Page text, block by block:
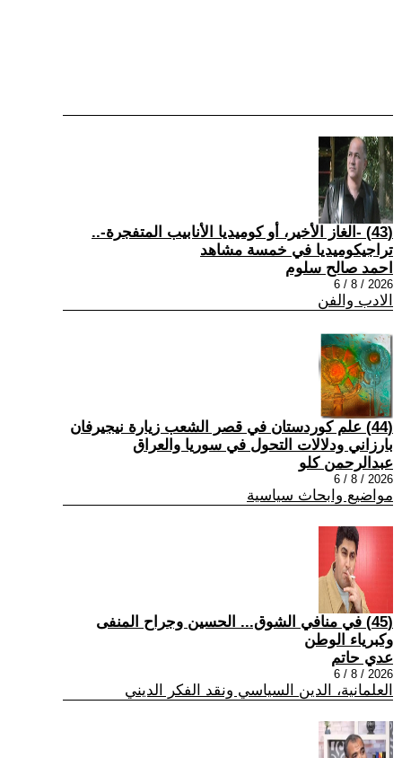
(43) -الغاز الأخير، أو كوميديا الأنابيب المتفجرة-..
تراجيكوميديا في خمسة مشاهد
احمد صالح سلوم
2026 / 8 / 6
الادب والفن
(44) علم كوردستان في قصر الشعب زيارة نيجيرفان
بارزاني ودلالات التحول في سوريا والعراق
عبدالرحمن كلو
2026 / 8 / 6
مواضيع وابحاث سياسية
(45) في منافي الشوق... الحسين وجراح المنفى
وكبرياء الوطن
عدي حاتم
2026 / 8 / 6
العلمانية، الدين السياسي ونقد الفكر الديني